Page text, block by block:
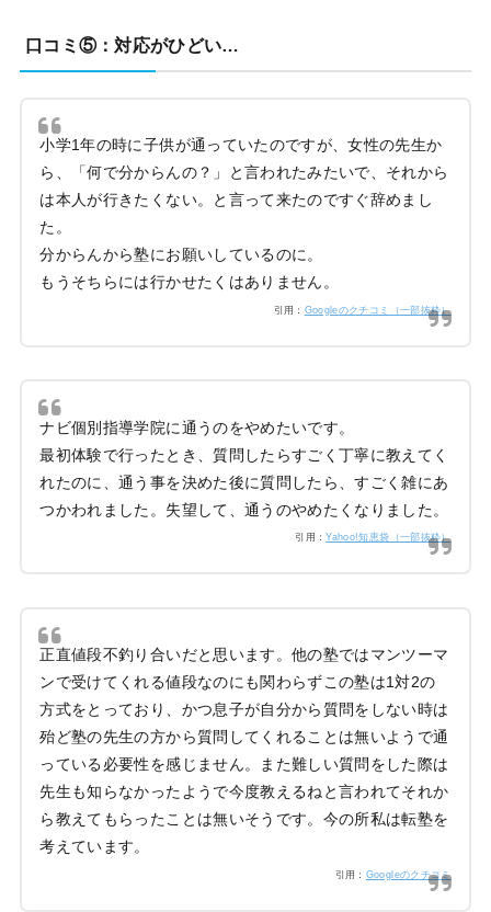
口コミ⑤：対応がひどい…
小学1年の時に子供が通っていたのですが、女性の先生か
ら、「何で分からんの？」と言われたみたいで、それから
は本人が行きたくない。と言って来たのですぐ辞めまし
た。
分からんから塾にお願いしているのに。
もうそちらには行かせたくはありません。
引用： Googleのクチコミ（一部抜粋）
ナビ個別指導学院に通うのをやめたいです。
最初体験で行ったとき、質問したらすごく丁寧に教えてく
れたのに、通う事を決めた後に質問したら、すごく雑にあ
つかわれました。失望して、通うのやめたくなりました。
引用：Yahoo!知恵袋（一部抜粋）
正直値段不釣り合いだと思います。他の塾ではマンツーマ
ンで受けてくれる値段なのにも関わらずこの塾は1対2の
方式をとっており、かつ息子が自分から質問をしない時は
殆ど塾の先生の方から質問してくれることは無いようで通
っている必要性を感じません。また難しい質問をした際は
先生も知らなかったようで今度教えるねと言われてそれか
ら教えてもらったことは無いそうです。今の所私は転塾を
考えています。
引用： Googleのクチコミ